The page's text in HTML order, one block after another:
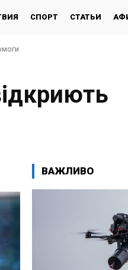
СПОРТ СТАТЬИ
танкери в Чорному морі, —
ВАЖЛИВО